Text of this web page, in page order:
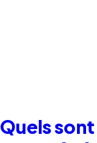
Quels